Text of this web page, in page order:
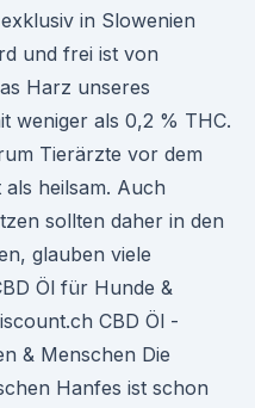
in Slowenien
und frei ist von
Harz unseres
weniger als 0,2 % THC.
Tierärzte vor dem
heilsam. Auch
sollten daher in den
glauben viele
Öl für Hunde &
CBD Öl -
& Menschen Die
Hanfes ist schon